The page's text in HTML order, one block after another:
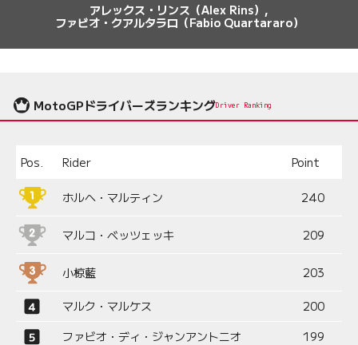
アレックス・リンス（Alex Rins）
ファビオ・クアルタラロ（Fabio Quartararo）
MotoGPドライバーズランキングDriver Ranking
Pos. Rider Point
ホルヘ・マルティン 240
マルコ・ベッツェッキ 209
小椋藍 203
マルク・マルケス
200
ファビオ・ディ・ジャンアントニオ
199